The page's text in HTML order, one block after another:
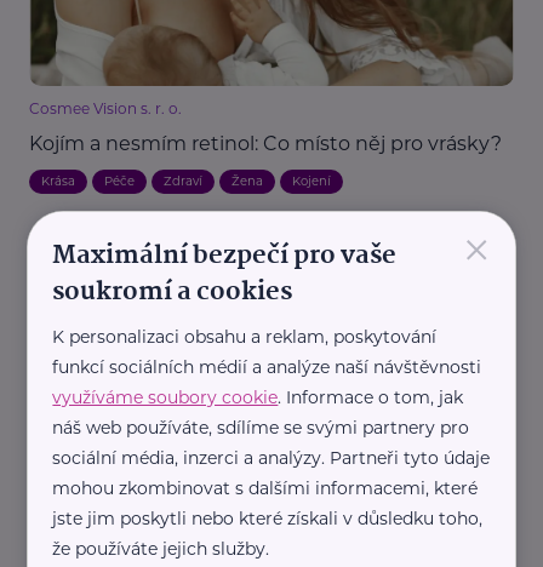
Cosmee Vision s. r. o.
Kojím a nesmím retinol: Co místo něj pro vrásky?
Krása Péče Zdraví Žena Kojení
Mandario Company s. r. o.
5 mýtů o péči o pleť, kterým pořád věříme:
Neděláte tyhle chyby i vy?
Krása Péče Zdraví
×
Maximální bezpečí pro vaše
soukromí a cookies
K personalizaci obsahu a reklam, poskytování
funkcí sociálních médií a analýze naší návštěvnosti
využíváme soubory cookie. Informace o tom, jak
náš web používáte, sdílíme se svými partnery pro
sociální média, inzerci a analýzy. Partneři tyto údaje
mohou zkombinovat s dalšími informacemi, které
jste jim poskytli nebo které získali v důsledku toho,
že používáte jejich služby.